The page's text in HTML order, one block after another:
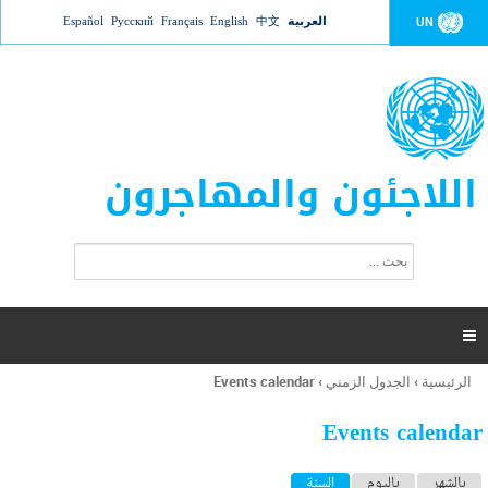
Jump to navigation UN العربية 中文
English
Français
Русский
Español
اللاجئون والمهاجرون
ت
ر
ل
ح
ب

أنت
هنا
الرئيسية › الجدول الزمني ›
Events calendar
Events calendar